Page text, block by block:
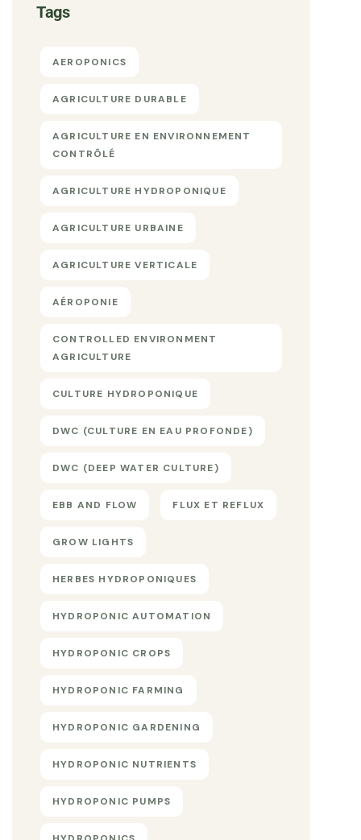
Tags
AEROPONICS
AGRICULTURE DURABLE
AGRICULTURE EN ENVIRONNEMENT
CONTRÔLÉ
AGRICULTURE HYDROPONIQUE
AGRICULTURE URBAINE
AGRICULTURE VERTICALE
AÉROPONIE
CONTROLLED ENVIRONMENT
AGRICULTURE
CULTURE HYDROPONIQUE
DWC (CULTURE EN EAU PROFONDE)
DWC (DEEP WATER CULTURE)
EBB AND FLOW FLUX ET REFLUX
GROW LIGHTS
HERBES HYDROPONIQUES
HYDROPONIC AUTOMATION
HYDROPONIC CROPS
HYDROPONIC FARMING
HYDROPONIC GARDENING
HYDROPONIC NUTRIENTS
HYDROPONIC PUMPS